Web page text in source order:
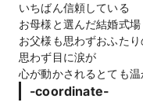
いちばん信頼している
お母様と選んだ結婚式場
お父様も思わずおふた
思わず目に涙が
心が動かされるとても
-coordinate-